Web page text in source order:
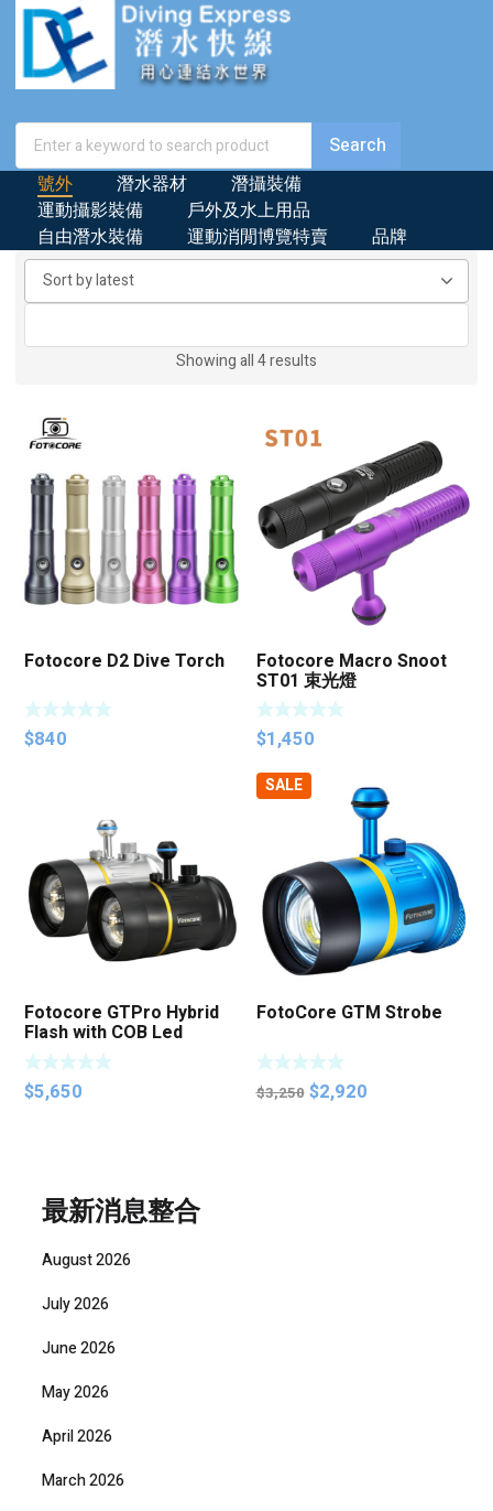
號外 潛水器材
潛攝裝備
運動攝影裝備
戶外及水上用品
自由潛水裝備
運動消閒博覽特賣 品牌
Showing all 4 results
Fotocore D2 Dive Torch
$840
Fotocore Macro Snoot
ST01 束光燈
$1,450
Fotocore GTPro Hybrid
Flash with COB Led
$5,650
SALE
FotoCore GTM Strobe
$3,250 Original
$2,920Current
最新消息整合
August 2026
July 2026
June 2026
May 2026
April 2026
March 2026